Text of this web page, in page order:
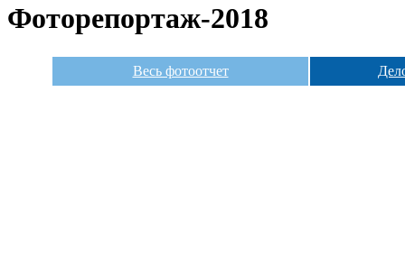
Фоторепортаж-2018
Весь фотоотчет